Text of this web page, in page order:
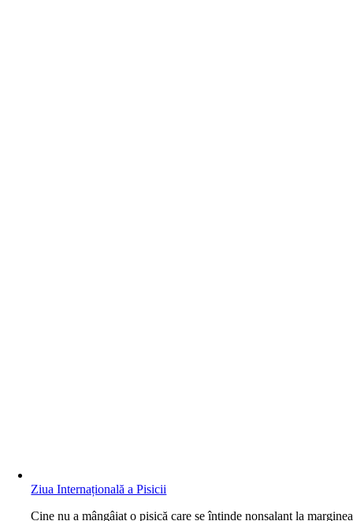
Ziua Internațională a Pisicii
Cine nu a mângâiat o pisică care se întinde nonșalant la marginea